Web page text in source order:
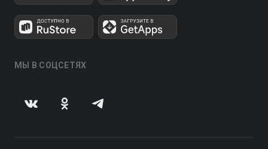
МЫ В СОЦСЕТЯХ